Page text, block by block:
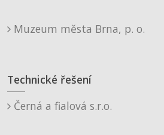
Muzeum města Brna, p. o.
Technické řešení
Černá a fialová s.r.o.